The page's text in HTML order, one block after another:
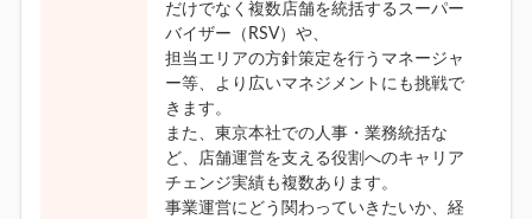
だけでなく複数店舗を統括するスーパー
バイザー（RSV）や、
担当エリアの方針策定を行うマネージャ
ー等、より広いマネジメントにも挑戦で
きます。
また、東京本社での人事・業務統括な
ど、店舗運営を支える役割へのキャリア
チェンジ実績も複数あります。
事業運営にどう関わっていきたいか、経